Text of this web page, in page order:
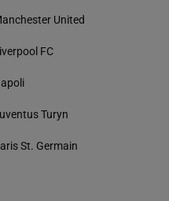
United
FC
Turyn
St. Germain